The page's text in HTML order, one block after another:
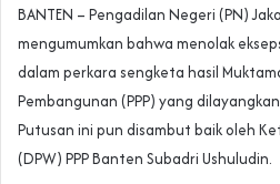
BANTEN – Pengadilan Negeri (PN)
mengumumkan bahwa menolak
dalam perkara sengketa hasil
Pembangunan (PPP) yang
Putusan ini pun disambut baik oleh
(DPW) PPP Banten Subadri Ushuludin.